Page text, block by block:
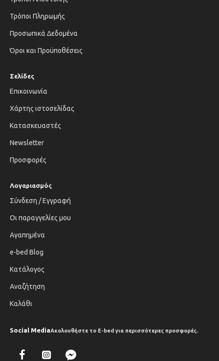
Τρόποι Πληρωμής
Προσωπικά Δεδομένα
Όροι και Προϋποθέσεις
Σελίδες
Επικοινωνία
Χάρτης ιστοσελίδας
Κατασκευαστές
Newsletter
Προσφορές
Λογαριασμός
Σύνδεση / Εγγραφή
Οι παραγγελίες μου
Αγαπημένα
e-bed Blog
Κατάλογος
Αναζήτηση
Καλάθι
Social MediaΑκολουθήστε το E-bed για περισσότερες προσφορές.